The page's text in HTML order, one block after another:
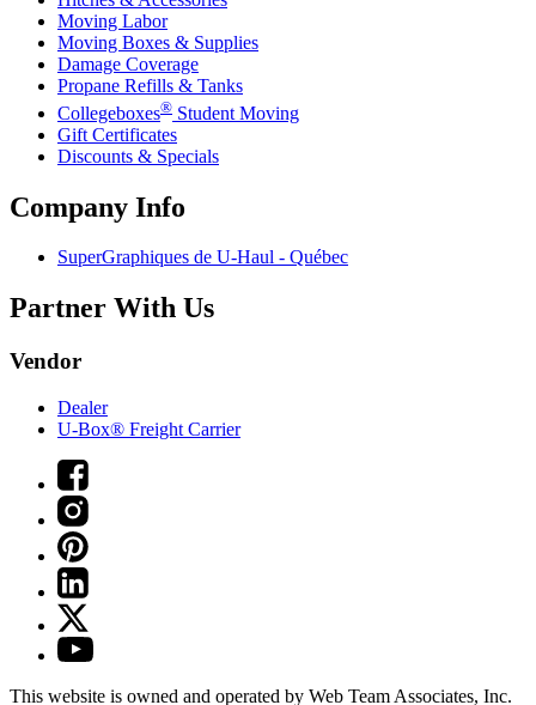
Moving Labor
Moving Boxes & Supplies
Damage Coverage
Propane Refills & Tanks
Collegeboxes® Student Moving
Gift Certificates
Discounts & Specials
Company Info
SuperGraphiques de U-Haul - Québec
Partner With Us
Vendor
Dealer
U-Box® Freight Carrier
This website is owned and operated by Web Team Associates, Inc.